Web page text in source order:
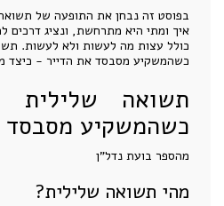
בפוסט זה נבחן את התופעה של
איך ומתי היא מתרחשת, ונציג דרכים
כולל עצות מה לעשות ולא לעשות.
כשהמשקיע מסבסד את הדייר - כיצד
תשואה
כשהמשקיע מסבסד
מהספר בועת נדל"ן
מהי תשואה שלילית?